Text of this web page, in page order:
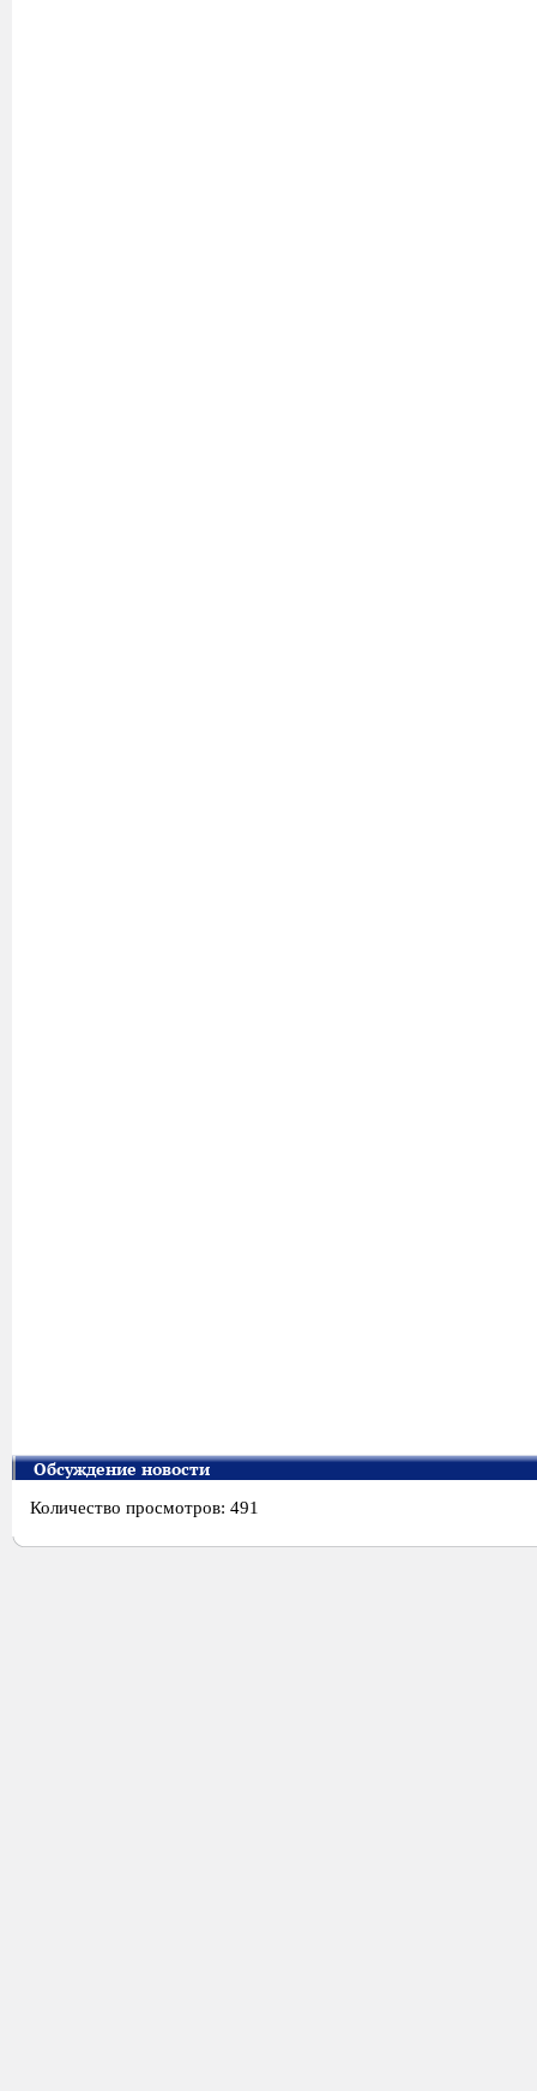
Обсуждение новости
Количество просмотров: 491